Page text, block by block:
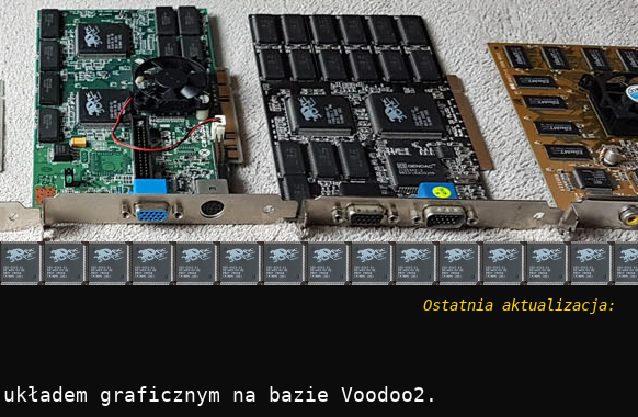
Ostatnia aktualizacja:
graficznym na bazie Voodoo2.